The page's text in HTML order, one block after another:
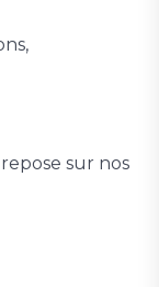
sur nos